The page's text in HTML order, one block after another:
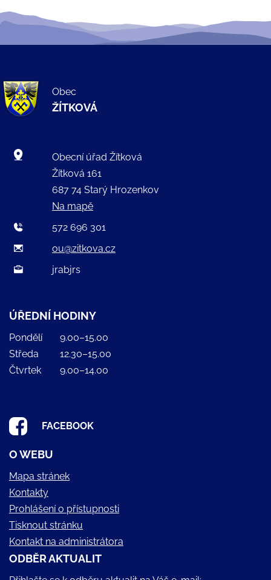
Obec
ŽÍTKOVÁ
Obecní úřad Žítková
Žítková 161
687 74 Starý Hrozenkov
Na mapě
572 696 301
ou@zitkova.cz
jrabjrs
ÚŘEDNÍ HODINY
Pondělí
9.00–15.00
Středa
12.30–15.00
Čtvrtek
9.00–14.00
FACEBOOK
O WEBU
Mapa stránek
Kontakty
Prohlášení o přístupnosti
Tisknout stránku
Kontakt na administrátora
ODBĚR AKTUALIT